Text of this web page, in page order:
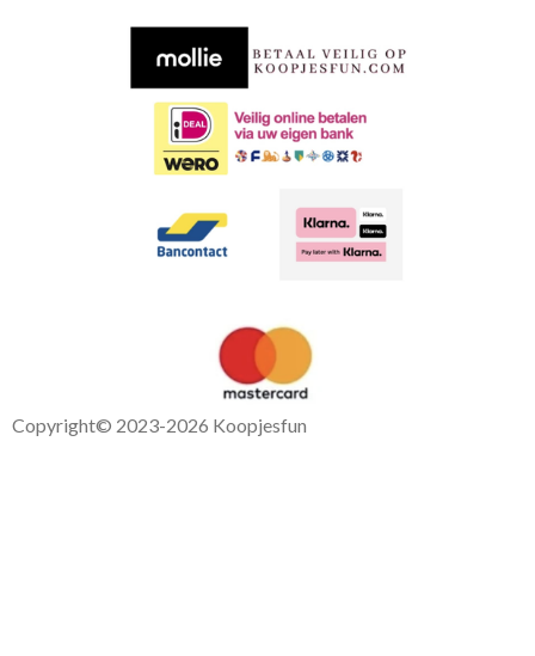
A
Copyright© 2023-2026 Koopjesfun